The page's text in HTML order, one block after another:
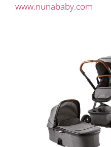
www.nunababy.com